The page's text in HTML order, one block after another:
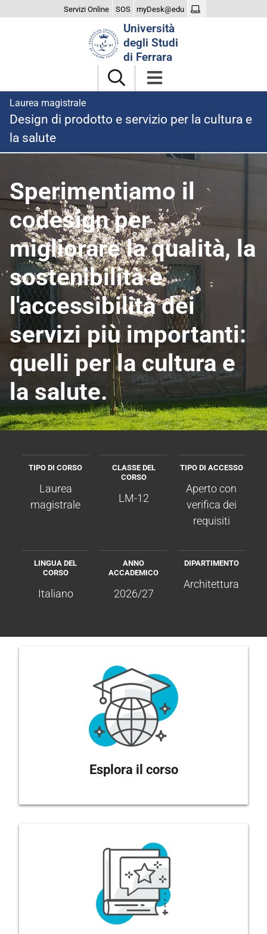
Servizi Online SOS myDesk@edu
Università
degli Studi
di Ferrara
Laurea magistrale
Design di prodotto e servizio per la cultura e
la salute
homepage
Sperimentiamo il
codesign per
migliorare la qualità, la
sostenibilità e
l'accessibilità dei
servizi più importanti:
quelli per la cultura e
la salute.
TIPO DI CORSO
Laurea
magistrale
CLASSE DEL
CORSO
LM-12
TIPO DI ACCESSO
Aperto con
verifica dei
requisiti
LINGUA DEL
CORSO
Italiano
ANNO
ACCADEMICO
2026/27
DIPARTIMENTO
Architettura
Esplora il corso